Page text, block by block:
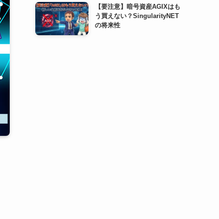
【要注意】暗号資産AGIXはも
う買えない？SingularityNET
の将来性